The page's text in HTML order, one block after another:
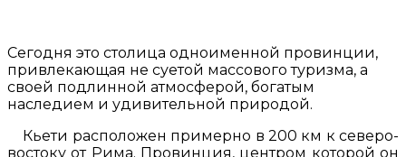
Сегодня это столица одноименной провинции,
привлекающая не суетой массового туризма, а
своей подлинной атмосферой, богатым
наследием и удивительной природой.
Кьети расположен примерно в 200 км к северо-
востоку от Рима. Провинция, центром которой он